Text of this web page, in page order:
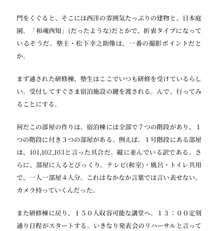
門をくぐると、そこには西洋の雰囲気たっぷりの建物と、日本庭
園。「和魂西知」(だったような)だとかで、折衷タイプになって
いるそうだ。塾主・松下幸之助像は、一番の撮影ポイントだと
か。
まず通された研修棟、塾生はここでいつも研修を受けているらし
い。受付してすぐさま宿泊施設の鍵を渡される。んで、行ってみ
ることにする。
何だこの部屋の作りは。宿泊棟には全部で７つの階段があり、１
つの階段に付き３つの部屋がある。例えば、１号階段にある部屋
は、101,102,103と言った具合だ。縦に並んでいる訳である。さ
らに、部屋に入るとびっくり。テレビ(和室)・風呂・トイレ共用
で、一人一部屋４人分。これはなかなか言葉では言い表せない。
カメラ持っていくんだった。
また研修棟に戻り、１５０人収容可能な講堂へ。１３：００定刻
通り日程がスタートする。いきなり発表会のリハーサルと言って